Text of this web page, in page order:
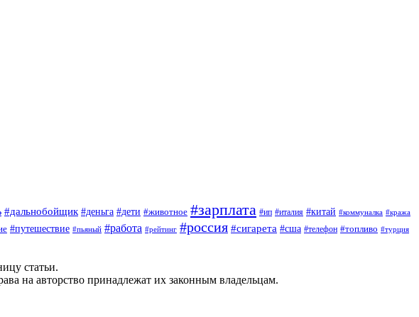
#дальнобойщик #деньга #дети #животное #зарплата #ип #италия #китай #коммуналка #кража
#путешествие #пьяный #работа #рейтинг #россия #сигарета #сша #телефон #топливо #турция
статьи.
на авторство принадлежат их законным владельцам.